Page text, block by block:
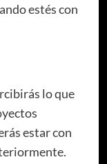
estés con
lo que
estar con